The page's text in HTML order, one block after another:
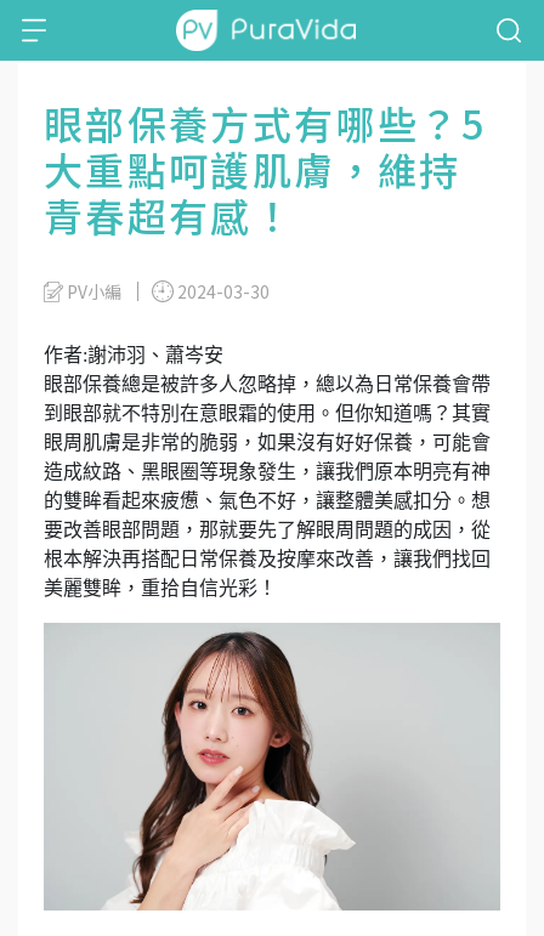
眼部保養方式有哪些？5
大重點呵護肌膚，維持
青春超有感！
PV小編 2024-03-30
作者:謝沛羽、蕭岑安
眼部保養總是被許多人忽略掉，總以為日常保養會帶
到眼部就不特別在意眼霜的使用。但你知道嗎？其實
眼周肌膚是非常的脆弱，如果沒有好好保養，可能會
造成紋路、黑眼圈等現象發生，讓我們原本明亮有神
的雙眸看起來疲憊、氣色不好，讓整體美感扣分。想
要改善眼部問題，那就要先了解眼周問題的成因，從
根本解決再搭配日常保養及按摩來改善，讓我們找回
美麗雙眸，重拾自信光彩！